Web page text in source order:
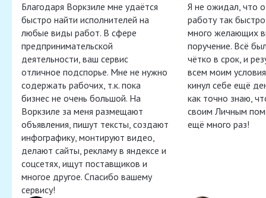
Благодаря Воркзиле мне удаётся
быстро найти исполнителей на
любые виды работ. В сфере
предпринимательской
деятельности, ваш сервис
отличное подспорье. Мне не нужно
содержать рабочих, т.к. пока
бизнес не очень большой. На
Воркзиле за меня размещают
объявления, пишут тексты, создают
инфографику, монтируют видео,
делают сайты, рекламу в яндексе и
соцсетях, ищут поставщиков и
многое другое. Спасибо вашему
сервису!
Я не ожидал, что
работу так
много желающих
поручение. Всё
чётко в срок, и
всем моим
кинул себе ещё
как точно знаю,
своим Личным
ещё много раз!